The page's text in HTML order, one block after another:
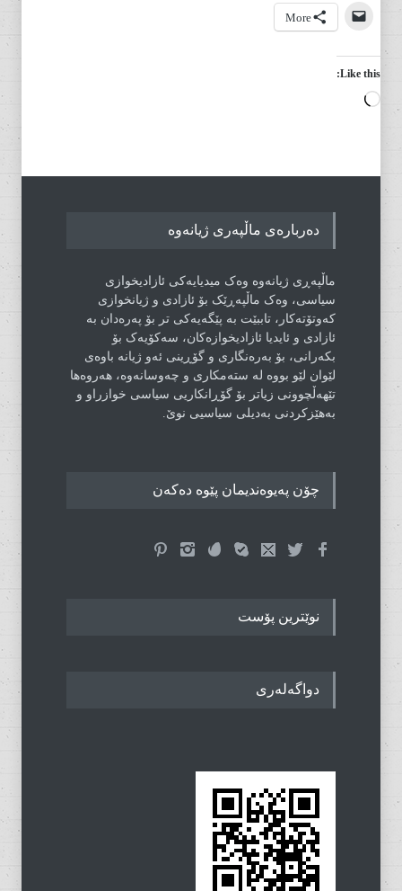
More
Like this:
Loading…
دەربارەی ماڵپەری ژیانەوە
ماڵپەڕی ژیانەوە وەک میدیایەکی ئازادیخوازی
سیاسی، وەک ماڵپەڕێک بۆ ئازادی و ژیانخوازی
کەوتۆتەکار، تاببێت بە پێگەیەکی تر بۆ پەرەدان بە
ئازادی و ئایدیا ئازادیخوازەکان، سەکۆیەک بۆ
بکەرانی، بۆ بەرەنگاری و گۆڕینی ئەو ژیانە باوەی
لێوان لێو بووە لە ستەمکاری و چەوسانەوە، هەروەها
تێهەڵچوونی زیاتر بۆ گۆڕانکاریی سیاسی خوازراو و
بەهێزکردنی بەدیلی سیاسیی نوێ.
چۆن پەیوەندیمان پێوە دەکەن
نوێترین پۆست
دواگەلەری